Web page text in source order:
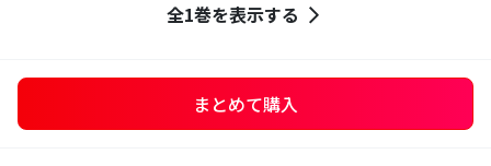
全1巻を表示する
まとめて購入